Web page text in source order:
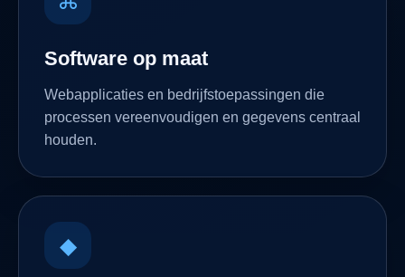
Software op maat
Webapplicaties en bedrijfstoepassingen die
processen vereenvoudigen en gegevens centraal
houden.
◆